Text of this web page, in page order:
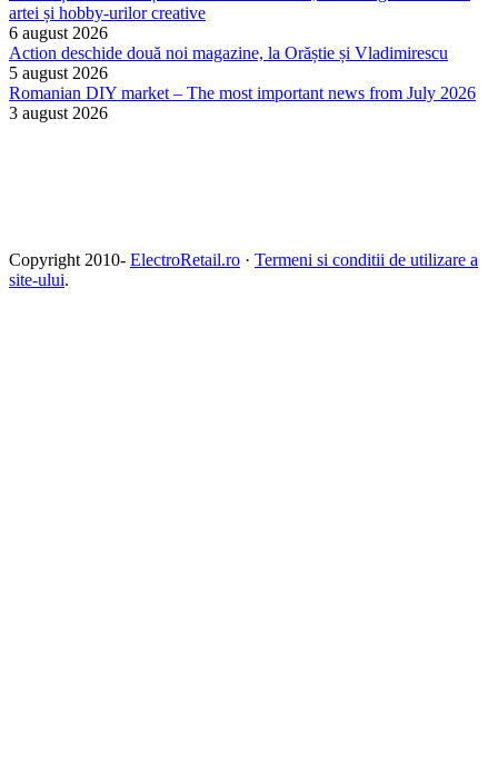
artei și hobby-urilor creative
6 august 2026
Action deschide două noi magazine, la Orăștie și Vladimirescu
5 august 2026
Romanian DIY market – The most important news from July 2026
3 august 2026
Copyright 2010- ElectroRetail.ro · Termeni si conditii de utilizare a
site-ului.